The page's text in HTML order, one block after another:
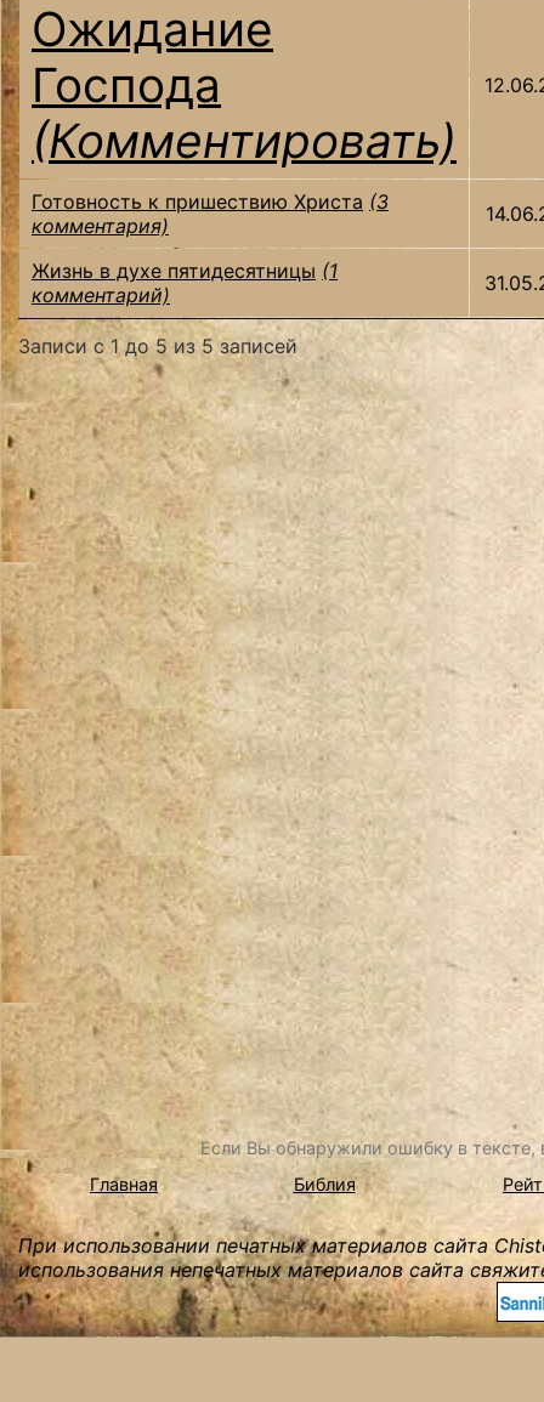
Ожидание
Господа
(Комментировать)
Готовность к пришествию Христа (3
комментария)
Жизнь в духе пятидесятницы (1
комментарий)
Записи с 1 до 5 из 5 записей
Если Вы обнаружили ошибку в
Главная
Библия
При использовании печатных материалов сайта
использования непечатных материалов сайта